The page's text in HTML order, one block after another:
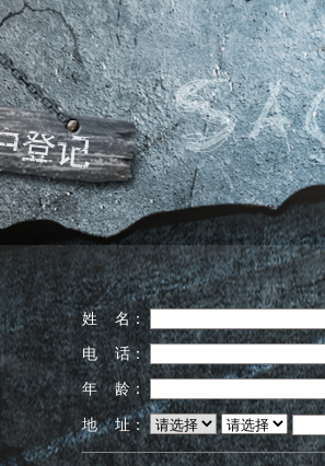
姓 名：
电 话：
年 龄：
地 址：